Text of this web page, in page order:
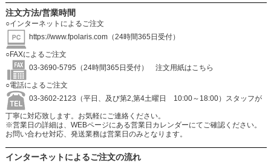
注文方法/営業時間
○インターネットによるご注文
https://www.fpolaris.com（24時間365日受付）
○FAXによるご注文
03-3690-5795（24時間365日受付）
注文用紙はこちら
○電話によるご注文
03-3602-2123（平日、及び第2,第4土曜日 10:00～18:00）スタッフが
丁寧に対応致します。お気軽にご連絡ください。
※営業日の詳細は、WEBページにある営業日カレンダーにてご確認ください。
お問い合わせ対応、発送業務は営業日のみとなります。
インターネットによるご注文の流れ